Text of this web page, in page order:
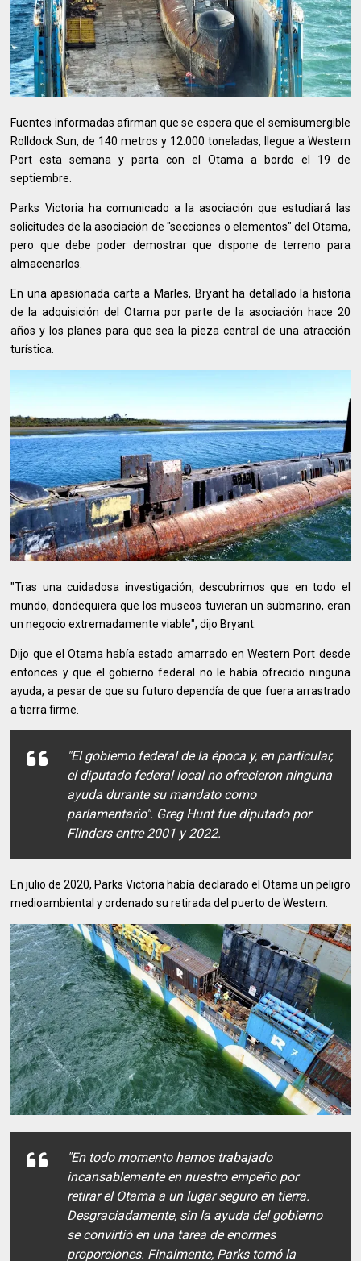
Fuentes informadas afirman que se espera que el semisumergible
Rolldock Sun, de 140 metros y 12.000 toneladas, llegue a Western
Port esta semana y parta con el Otama a bordo el 19 de
septiembre.
Parks Victoria ha comunicado a la asociación que estudiará las
solicitudes de la asociación de "secciones o elementos" del Otama,
pero que debe poder demostrar que dispone de terreno para
almacenarlos.
En una apasionada carta a Marles, Bryant ha detallado la historia
de la adquisición del Otama por parte de la asociación hace 20
años y los planes para que sea la pieza central de una atracción
turística.
"Tras una cuidadosa investigación, descubrimos que en todo el
mundo, dondequiera que los museos tuvieran un submarino, eran
un negocio extremadamente viable", dijo Bryant.
Dijo que el Otama había estado amarrado en Western Port desde
entonces y que el gobierno federal no le había ofrecido ninguna
ayuda, a pesar de que su futuro dependía de que fuera arrastrado
a tierra firme.
"El gobierno federal de la época y, en particular,
el diputado federal local no ofrecieron ninguna
ayuda durante su mandato como
parlamentario". Greg Hunt fue diputado por
Flinders entre 2001 y 2022.
En julio de 2020, Parks Victoria había declarado el Otama un peligro
medioambiental y ordenado su retirada del puerto de Western.
"En todo momento hemos trabajado
incansablemente en nuestro empeño por
retirar el Otama a un lugar seguro en tierra.
Desgraciadamente, sin la ayuda del gobierno
se convirtió en una tarea de enormes
proporciones. Finalmente, Parks tomó la